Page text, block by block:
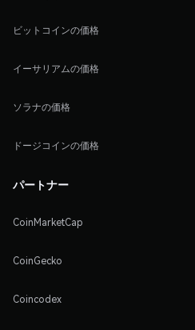
ビットコインの価格
イーサリアムの価格
ソラナの価格
ドージコインの価格
パートナー
CoinMarketCap
CoinGecko
Coincodex